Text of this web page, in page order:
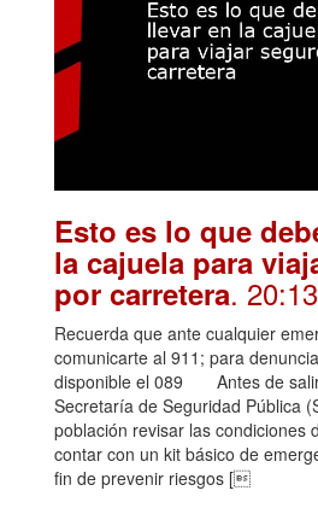
Esto es lo que
la cajuela para
por carretera. 20:13
Recuerda que ante cualquier
comunicarte al 911; para
disponible el 089 Antes de
Secretaría de Seguridad Pública
población revisar las condiciones
contar con un kit básico de
fin de prevenir riesgos [